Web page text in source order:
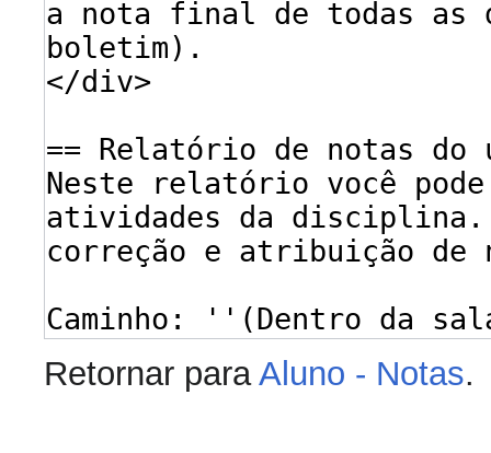
Retornar paraAluno - Notas.